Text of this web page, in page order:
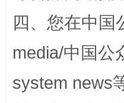
四、您在中国
media/中国公
system news